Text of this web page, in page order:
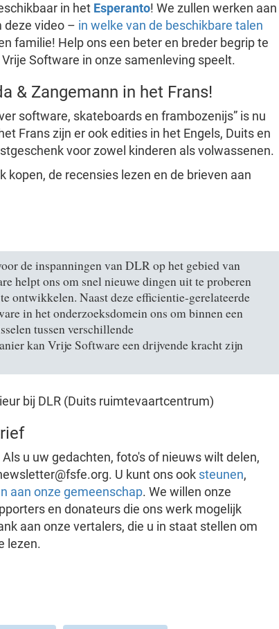
in het Esperanto! We zullen werken aan
deze video – in welke van de beschikbare talen
familie! Help ons een beter en breder begrip te
Software in onze samenleving speelt.
& Zangemann in het Frans!
software, skateboards en frambozenijs” is nu
Frans zijn er ook edities in het Engels, Duits en
voor zowel kinderen als volwassenen.
kopen, de recensies lezen en de brieven aan
de inspanningen van DLR op het gebied van
ons om snel nieuwe dingen uit te proberen
ontwikkelen. Naast deze efficientie-gerelateerde
in het onderzoeksdomein ons om binnen een
tussen verschillende
kan Vrije Software een drijvende kracht zijn
bij DLR (Duits ruimtevaartcentrum)
u uw gedachten, foto's of nieuws wilt delen,
U kunt ons ook steunen,
aan onze gemeenschap. We willen onze
en donateurs die ons werk mogelijk
aan onze vertalers, die u in staat stellen om
lezen.